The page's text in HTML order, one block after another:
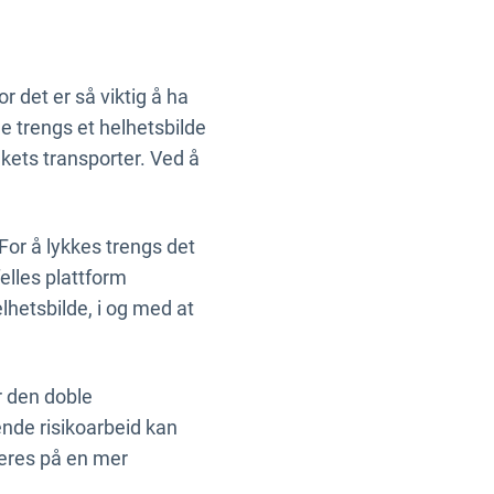
det er så viktig å ha
trengs et helhetsbilde
transporter. Ved å
å lykkes trengs det
plattform
i og med at
doble
risikoarbeid kan
på en mer